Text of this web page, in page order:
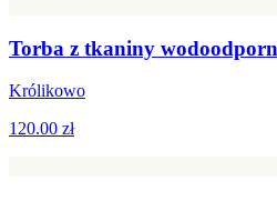
Torba z tkaniny
Królikowo
120.00 zł